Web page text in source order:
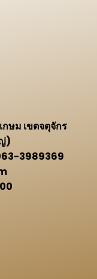
กษม เขตจตุจักร
)
3989369